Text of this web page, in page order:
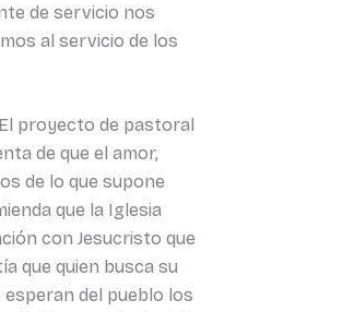
de servicio nos
al servicio de los
proyecto de pastoral
de que el amor,
de lo que supone
que la Iglesia
con Jesucristo que
que quien busca su
del pueblo los